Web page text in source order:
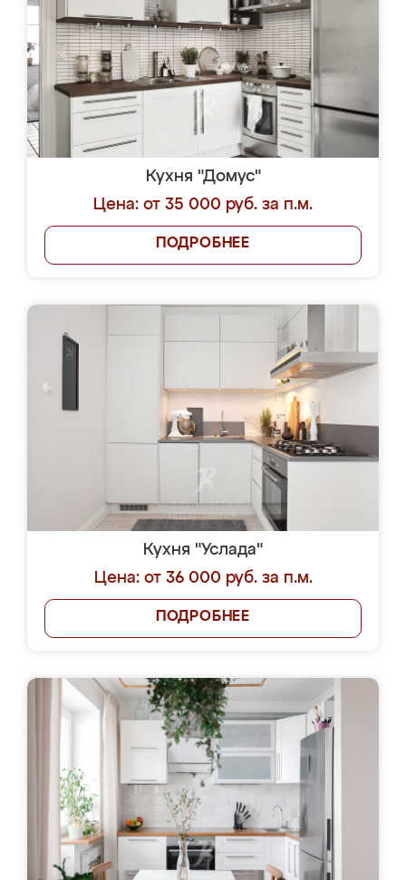
Кухня "Домус"
Цена: от 35 000 руб. за п.м.
ПОДРОБНЕЕ
Кухня "Услада"
Цена: от 36 000 руб. за п.м.
ПОДРОБНЕЕ